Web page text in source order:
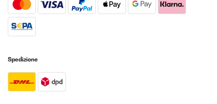
Utente Amazon
Tradurre
Fonctionne très bien ,rapide . Dommage petite rayure ( mais bien
visible ) sur la face avant et rien qui maintien la petite porte de la
glace pilée.
Spedizione